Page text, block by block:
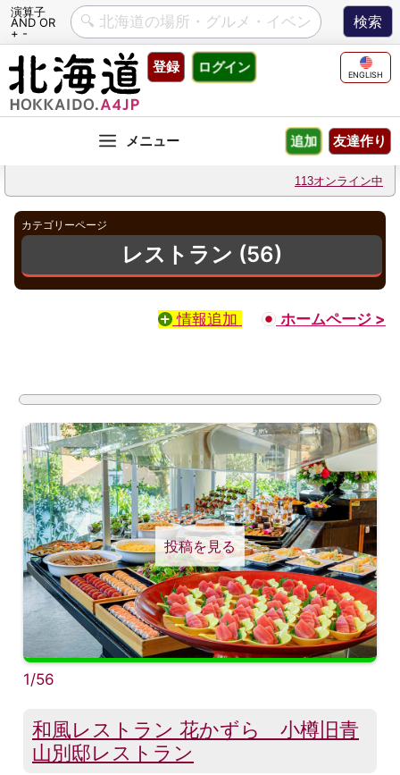
演算子
AND OR
+ -
Skip
content
登録 ログイン ENGLISH
友達作り
追加
113オンライン中
カテゴリーページ
レストラン (56)
情報追加 ホームページ >
投稿を見る
1/56
和風レストラン 花かずら 小樽旧青
山別邸レストラン